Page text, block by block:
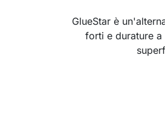
GlueStar è
forti e durature a